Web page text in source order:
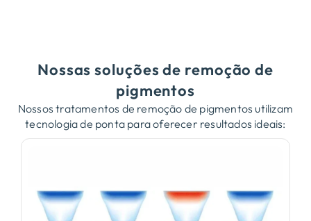
Nossas soluções de remoção de
pigmentos
Nossos tratamentos de remoção de pigmentos utilizam
tecnologia de ponta para oferecer resultados ideais: